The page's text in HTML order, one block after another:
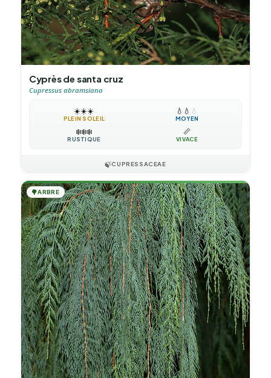
Cyprès de santa cruz
Cupressus abramsiana
☀️☀️☀️
PLEIN SOLEIL
💧 💧 💧
MOYEN
❄️❄️❄️
RUSTIQUE
📏
VIVACE
🍃CUPRESSACEAE
🌳ARBRE